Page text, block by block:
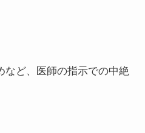
びたということであれば